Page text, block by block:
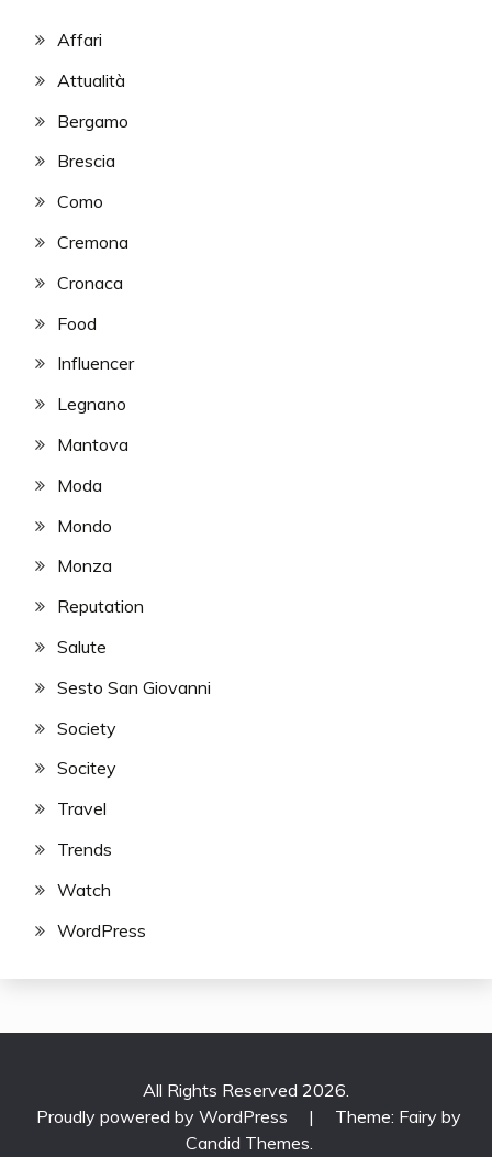
Affari
Attualità
Bergamo
Brescia
Como
Cremona
Cronaca
Food
Influencer
Legnano
Mantova
Moda
Mondo
Monza
Reputation
Salute
Sesto San Giovanni
Society
Socitey
Travel
Trends
Watch
WordPress
All Rights Reserved 2026.
Proudly powered by WordPress
|
Theme: Fairy by
Candid Themes